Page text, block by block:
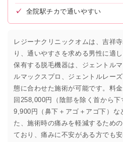
✓ 全院駅チカで通いやすい
レジーナクリニックオムは、吉祥
り、通いやすさを求める男性に適
保有する脱毛機器は、ジェントル
ルマックスプロ、ジェントルレー
態に合わせた施術が可能です。料
回258,000円（陰部を除く首から
9,900円（鼻下＋アゴ＋アゴ下）な
た、施術時の痛みを軽減するため
ており、痛みに不安がある方でも